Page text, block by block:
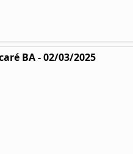
BA - 02/03/2025